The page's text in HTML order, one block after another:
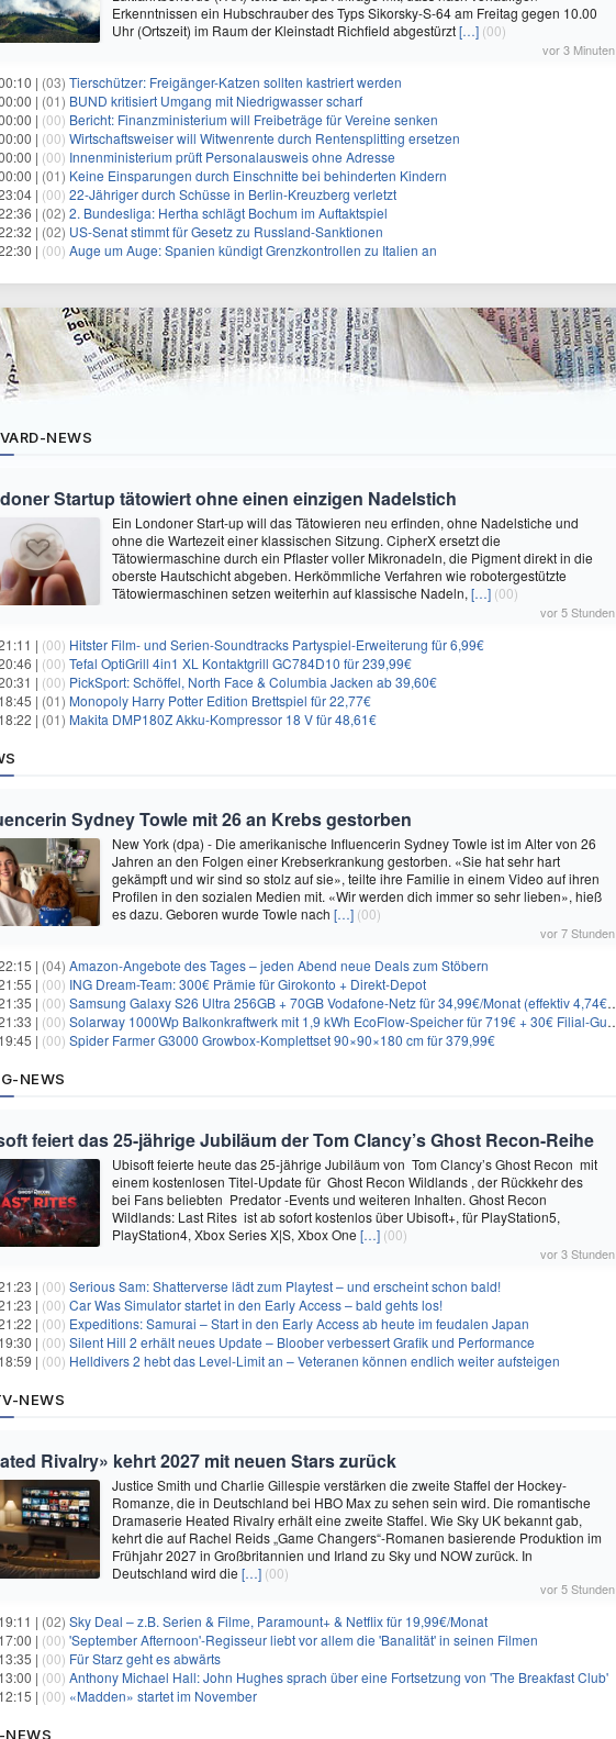
Erkenntnissen ein Hubschrauber des Typs Sikorsky-S-64 am Freitag gegen 10.00
Uhr (Ortszeit) im Raum der Kleinstadt Richfield abgestürzt[…] (00)
vor 3 Minuten
| (03) Tierschützer: Freigänger-Katzen sollten kastriert werden
| (01) BUND kritisiert Umgang mit Niedrigwasser scharf
| (00) Bericht: Finanzministerium will Freibeträge für Vereine senken
| (00) Wirtschaftsweiser will Witwenrente durch Rentensplitting ersetzen
| (00) Innenministerium prüft Personalausweis ohne Adresse
| (01) Keine Einsparungen durch Einschnitte bei behinderten Kindern
| (00) 22-Jähriger durch Schüsse in Berlin-Kreuzberg verletzt
| (02) 2. Bundesliga: Hertha schlägt Bochum im Auftaktspiel
| (02) US-Senat stimmt für Gesetz zu Russland-Sanktionen
| (00) Auge um Auge: Spanien kündigt Grenzkontrollen zu Italien an
NEWS
Startup tätowiert ohne einen einzigen Nadelstich
Ein Londoner Start-up will das Tätowieren neu erfinden, ohne Nadelstiche und
ohne die Wartezeit einer klassischen Sitzung. CipherX ersetzt die
Tätowiermaschine durch ein Pflaster voller Mikronadeln, die Pigment direkt in die
oberste Hautschicht abgeben. Herkömmliche Verfahren wie robotergestützte
Tätowiermaschinen setzen weiterhin auf klassische Nadeln, […] (00)
vor 5 Stunden
| (00) Hitster Film- und Serien-Soundtracks Partyspiel-Erweiterung für 6,99€
| (00) Tefal OptiGrill 4in1 XL Kontaktgrill GC784D10 für 239,99€
| (00) PickSport: Schöffel, North Face & Columbia Jacken ab 39,60€
| (01) Monopoly Harry Potter Edition Brettspiel für 22,77€
| (01) Makita DMP180Z Akku-Kompressor 18 V für 48,61€
Sydney Towle mit 26 an Krebs gestorben
New York (dpa) - Die amerikanische Influencerin Sydney Towle ist im Alter von 26
Jahren an den Folgen einer Krebserkrankung gestorben. «Sie hat sehr hart
gekämpft und wir sind so stolz auf sie», teilte ihre Familie in einem Video auf ihren
Profilen in den sozialen Medien mit. «Wir werden dich immer so sehr lieben», hieß
es dazu. Geboren wurde Towle nach […] (00)
vor 7 Stunden
| (04) Amazon-Angebote des Tages – jeden Abend neue Deals zum Stöbern
| (00) ING Dream-Team: 300€ Prämie für Girokonto + Direkt-Depot
| (00) Samsung Galaxy S26 Ultra 256GB + 70GB Vodafone-Netz für 34,99€/Monat (effektiv 4,74€/Monat)
| (00) Solarway 1000Wp Balkonkraftwerk mit 1,9 kWh EcoFlow-Speicher für 719€ + 30€ Filial-Gutschein
| (00) Spider Farmer G3000 Growbox-Komplettset 90×90×180 cm für 379,99€
NEWS
feiert das 25-jährige Jubiläum der Tom Clancy’s Ghost Recon-Reihe
Ubisoft feierte heute das 25-jährige Jubiläum von Tom Clancy’s Ghost Recon mit
einem kostenlosen Titel-Update für Ghost Recon Wildlands , der Rückkehr des
bei Fans beliebten Predator -Events und weiteren Inhalten. Ghost Recon
Wildlands: Last Rites ist ab sofort kostenlos über Ubisoft+, für PlayStation5,
PlayStation4, Xbox Series X|S, Xbox One […] (00)
vor 3 Stunden
| (00) Serious Sam: Shatterverse lädt zum Playtest – und erscheint schon bald!
| (00) Car Was Simulator startet in den Early Access – bald gehts los!
| (00) Expeditions: Samurai – Start in den Early Access ab heute im feudalen Japan
| (00) Silent Hill 2 erhält neues Update – Bloober verbessert Grafik und Performance
| (00) Helldivers 2 hebt das Level-Limit an – Veteranen können endlich weiter aufsteigen
NEWS
Rivalry» kehrt 2027 mit neuen Stars zurück
Justice Smith und Charlie Gillespie verstärken die zweite Staffel der Hockey-
Romanze, die in Deutschland bei HBO Max zu sehen sein wird. Die romantische
Dramaserie Heated Rivalry erhält eine zweite Staffel. Wie Sky UK bekannt gab,
kehrt die auf Rachel Reids „Game Changers“-Romanen basierende Produktion im
Frühjahr 2027 in Großbritannien und Irland zu Sky und NOW zurück. In
Deutschland wird die […] (00)
vor 5 Stunden
| (02) Sky Deal – z.B. Serien & Filme, Paramount+ & Netflix für 19,99€/Monat
| (00) 'September Afternoon'-Regisseur liebt vor allem die 'Banalität' in seinen Filmen
| (00) Für Starz geht es abwärts
| (00) Anthony Michael Hall: John Hughes sprach über eine Fortsetzung von 'The Breakfast Club'
| (00) «Madden» startet im November
NEWS